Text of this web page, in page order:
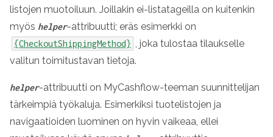
listojen muotoiluun. Joillakin ei-listatageilla on kuitenkin
myös helper-attribuutti; eräs esimerkki on
{CheckoutShippingMethod} , joka tulostaa tilaukselle
valitun toimitustavan tietoja.
helper-attribuutti on MyCashflow-teeman suunnittelijan
tärkeimpiä työkaluja. Esimerkiksi tuotelistojen ja
navigaatioiden luominen on hyvin vaikeaa, ellei